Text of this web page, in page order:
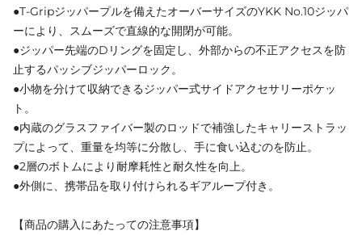
●T-Gripジッパープルを備えたオーバーサイズのYKK No.10ジッパ
ーにより、スムーズで直線的な開閉が可能。
●ジッパー先端のDリングを固定し、外部からの不正アクセスを防
止するパッシブジッパーロック。
●小物を分けて収納できるジッパー式サイドアクセサリーポケッ
ト。
●内蔵のグラスファイバー製のロッドで補強したキャリーストラッ
プによって、重量を均等に分散し、手に食い込むのを防止。
●2層のボトムにより耐摩耗性と耐久性を向上。
●外側に、携帯品を取り付けられるギアループ付き。
【商品の購入にあたっての注意事項】